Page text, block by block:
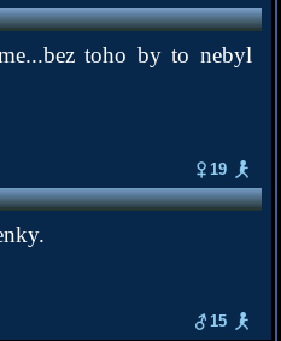
toho by to nebyl
19
15